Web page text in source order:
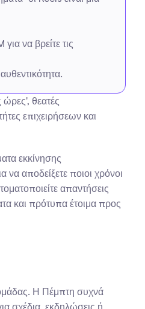
να βρείτε τις
ώρες', θεατές
επιχειρήσεων και
εκκίνησης
αποδείξετε ποιοι χρόνοι
απαντήσεις
και πρότυπα έτοιμα προς
Η Πέμπτη συχνά
σχέδια, εκδηλώσεις ή